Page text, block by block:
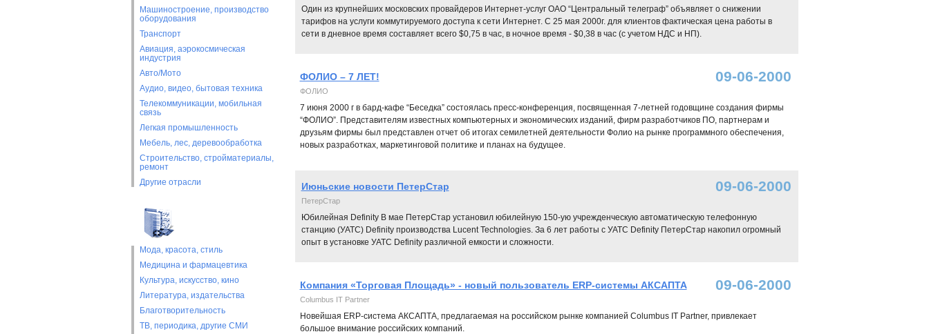
Машиностроение, производство
оборудования
Транспорт
Авиация, аэрокосмическая
индустрия
Авто/Мото
Аудио, видео, бытовая техника
Телекоммуникации, мобильная
связь
Легкая промышленность
Мебель, лес, деревообработка
Строительство, стройматериалы,
ремонт
Другие отрасли
Мода, красота, стиль
Медицина и фармацевтика
Культура, искусство, кино
Литература, издательства
Благотворительность
ТВ, периодика, другие СМИ
Один из крупнейших московских провайдеров Интернет-услуг ОАО “Центральный телеграф” объявляет о снижении
тарифов на услуги коммутируемого доступа к сети Интернет. С 25 мая 2000г. для клиентов фактическая цена работы в
сети в дневное время составляет всего $0,75 в час, в ночное время - $0,38 в час (с учетом НДС и НП).
ФОЛИО – 7 ЛЕТ! 09-06-2000
ФОЛИО
7 июня 2000 г в бард-кафе “Беседка” состоялась пресс-конференция, посвященная 7-летней годовщине создания фирмы
“ФОЛИО”. Представителям известных компьютерных и экономических изданий, фирм разработчиков ПО, партнерам и
друзьям фирмы был представлен отчет об итогах семилетней деятельности Фолио на рынке программного обеспечения,
новых разработках, маркетинговой политике и планах на будущее.
Июньские новости ПетерСтар 09-06-2000
ПетерСтар
Юбилейная Definity В мае ПетерСтар установил юбилейную 150-ую учрежденческую автоматическую телефонную
станцию (УАТС) Definity производства Lucent Technologies. За 6 лет работы c УАТС Definity ПетерСтар накопил огромный
опыт в установке УАТС Definity различной емкости и сложности.
Компания «Торговая Площадь» - новый пользователь ERP-системы АКСАПТА 09-06-2000
Columbus IT Partner
Новейшая ERP-система АКСАПТА, предлагаемая на российском рынке компанией Columbus IT Partner, привлекает
большое внимание российских компаний.